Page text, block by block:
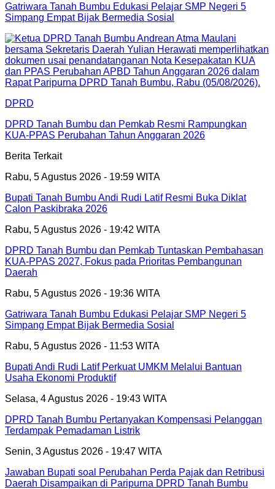
Gatriwara Tanah Bumbu Edukasi Pelajar SMP Negeri 5
Simpang Empat Bijak Bermedia Sosial
DPRD
DPRD Tanah Bumbu dan Pemkab Resmi Rampungkan
KUA-PPAS Perubahan Tahun Anggaran 2026
Berita Terkait
Rabu, 5 Agustus 2026 - 19:59 WITA
Bupati Tanah Bumbu Andi Rudi Latif Resmi Buka Diklat
Calon Paskibraka 2026
Rabu, 5 Agustus 2026 - 19:42 WITA
DPRD Tanah Bumbu dan Pemkab Tuntaskan Pembahasan
KUA-PPAS 2027, Fokus pada Prioritas Pembangunan
Daerah
Rabu, 5 Agustus 2026 - 19:36 WITA
Gatriwara Tanah Bumbu Edukasi Pelajar SMP Negeri 5
Simpang Empat Bijak Bermedia Sosial
Rabu, 5 Agustus 2026 - 11:53 WITA
Bupati Andi Rudi Latif Perkuat UMKM Melalui Bantuan
Usaha Ekonomi Produktif
Selasa, 4 Agustus 2026 - 19:43 WITA
DPRD Tanah Bumbu Pertanyakan Kompensasi Pelanggan
Terdampak Pemadaman Listrik
Senin, 3 Agustus 2026 - 19:47 WITA
Jawaban Bupati soal Perubahan Perda Pajak dan Retribusi
Daerah Disampaikan di Paripurna DPRD Tanah Bumbu